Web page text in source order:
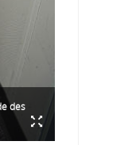
des